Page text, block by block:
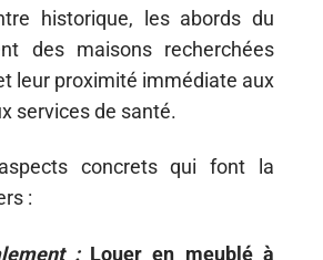
historique, les abords du
des maisons recherchées
leur proximité immédiate aux
services de santé.
concrets qui font la
:
: Louer en meublé à